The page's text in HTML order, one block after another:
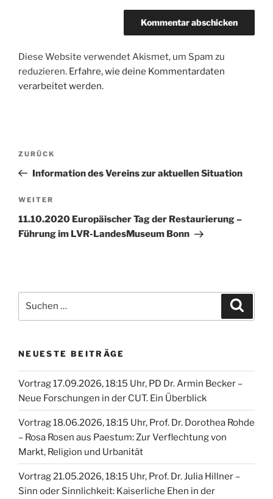
Diese Website verwendet Akismet, um Spam zu
reduzieren. Erfahre, wie deine Kommentardaten
verarbeitet werden.
Beitragsnavigation
Vorheriger
Beitrag
ZURÜCK
Information des Vereins zur aktuellen Situation
Nächster
Beitrag
WEITER
11.10.2020 Europäischer Tag der Restaurierung –
Führung im LVR-LandesMuseum Bonn
nach:
NEUESTE BEITRÄGE
Vortrag 17.09.2026, 18:15 Uhr, PD Dr. Armin Becker –
Neue Forschungen in der CUT. Ein Überblick
Vortrag 18.06.2026, 18:15 Uhr, Prof. Dr. Dorothea Rohde
– Rosa Rosen aus Paestum: Zur Verflechtung von
Markt, Religion und Urbanität
Vortrag 21.05.2026, 18:15 Uhr, Prof. Dr. Julia Hillner –
Sinn oder Sinnlichkeit: Kaiserliche Ehen in der